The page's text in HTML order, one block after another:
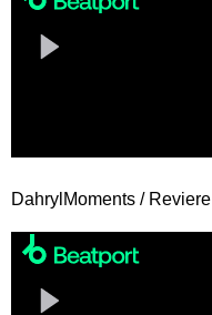
DahrylMoments / Reviere